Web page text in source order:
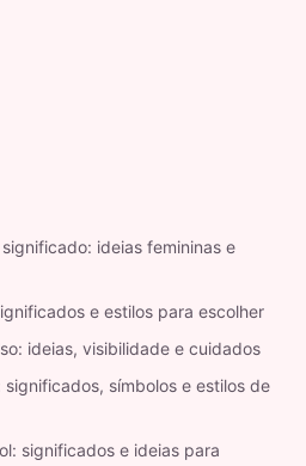
ideias femininas e
e estilos para escolher
ideias, visibilidade e cuidados
significados, símbolos e estilos de
significados e ideias para